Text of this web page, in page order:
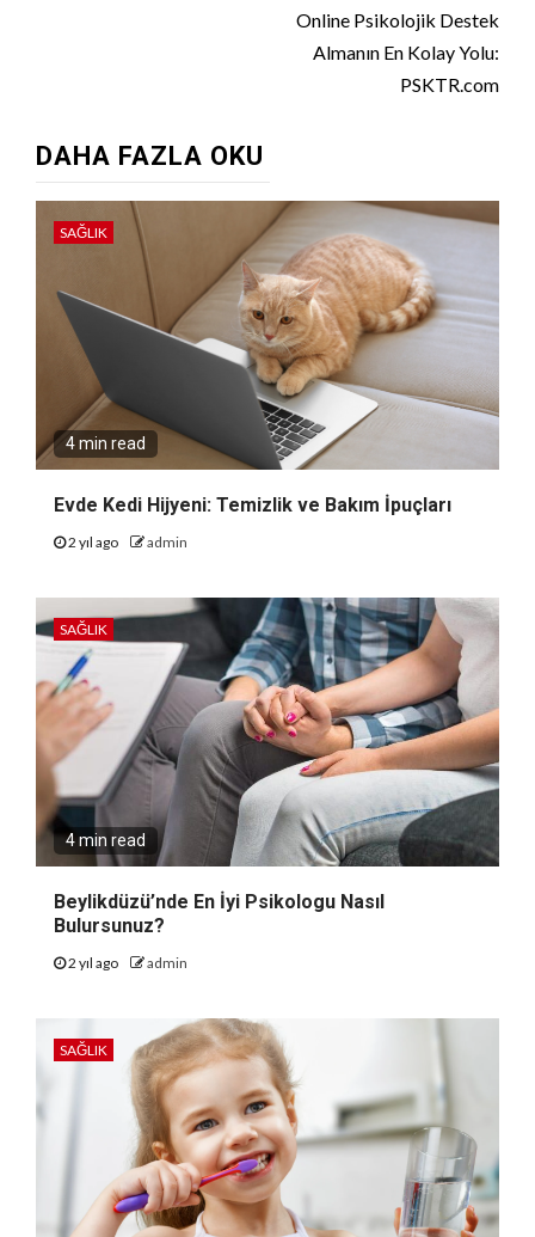
Online Psikolojik Destek
Almanın En Kolay Yolu:
PSKTR.com
DAHA FAZLA OKU
SAĞLIK
4 min read
Evde Kedi Hijyeni: Temizlik ve Bakım İpuçları
2 yıl ago admin
SAĞLIK
4 min read
Beylikdüzü’nde En İyi Psikologu Nasıl
Bulursunuz?
2 yıl ago admin
SAĞLIK